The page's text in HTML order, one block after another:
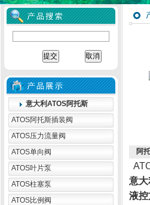
意大利ATOS阿托斯
ATOS阿托斯插装阀
ATOS压力流量阀
ATOS单向阀
ATOS叶片泵
ATOS柱塞泵
ATOS比例阀
阿
意大
液